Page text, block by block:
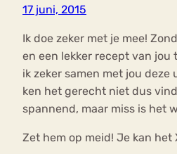
17 juni, 2015
Ik doe zeker met je mee!
en een lekker recept van jou
ik zeker samen met jou deze
ken het gerecht niet dus
spannend, maar miss is het
Zet hem op meid! Je kan het